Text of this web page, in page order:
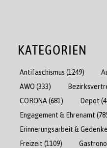
KATEGORIEN
Antifaschismus (1249)
AWO (333)
CORONA (681) Depot
Engagement & Ehrenamt
Erinnerungsarbeit &
Freizeit (1109)